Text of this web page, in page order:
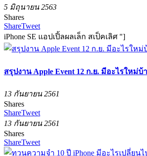
5 มิถุนายน 2563
Shares
ShareTweet
iPhone SE แอปเปิ้ลผลเล็ก สเป็คเลิศ "]
สรุปงาน Apple Event 12 ก.ย. มีอะไรใหม่บ้
13 กันยายน 2561
Shares
ShareTweet
13 กันยายน 2561
Shares
ShareTweet